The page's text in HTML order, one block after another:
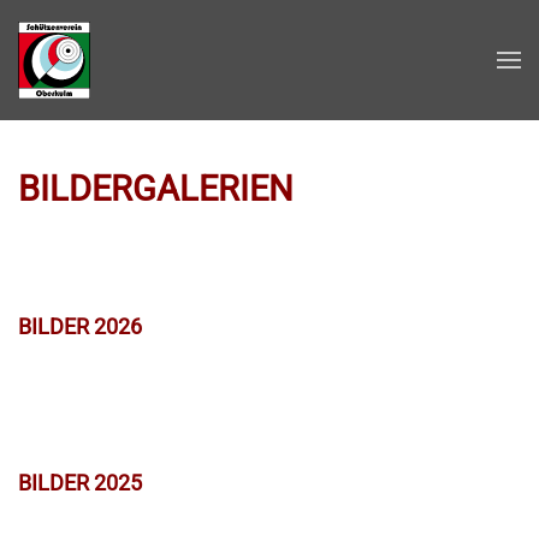
Zum Hauptinhalt springen
BILDERGALERIEN
BILDER 2026
BILDER 2025